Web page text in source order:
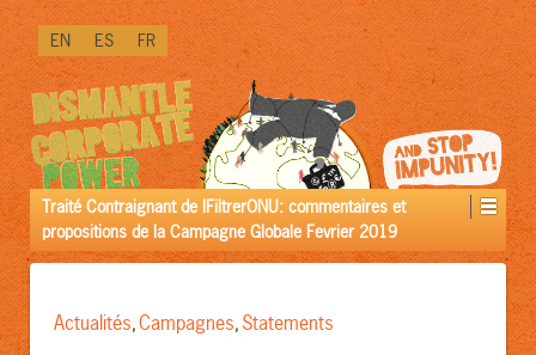
BIENTÔT
DISPONIBLE
DANS
LA
VERSION
[LINK]PREMIUM[/LINK]
:
EN ES FR
Traité Contraignant de lFiltrerONU: commentaires et
propositions de la Campagne Globale Fevrier 2019
Actualités, Campagnes, Statements